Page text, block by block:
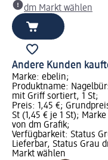
dm Markt wählen
Andere Kunden
Marke: ebelin;
Produktname:
mit Griff sortiert, 1 St;
Preis: 1,45 €;
St (1,45 € je 1 St); Marke
von dm Grafik;
Verfügbarkeit: Status
Lieferbar, Status Grau
Markt wählen